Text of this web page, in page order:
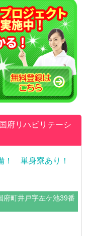
府リハビリテーシ
！ 単身寮あり！
府町井戸字左ケ池39番